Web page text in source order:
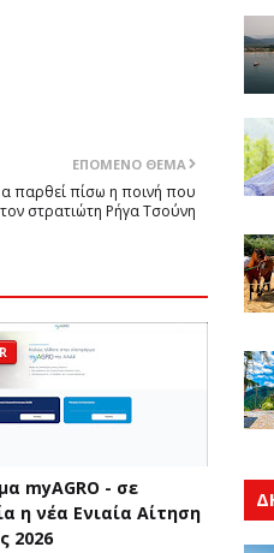
ΕΠΌΜΕΝΟ ΘΈΜΑ
παρθεί πίσω η ποινή που
στρατιώτη Ρήγα Τσούνη
myAGRO - σε
η νέα Ενιαία Αίτηση
2026